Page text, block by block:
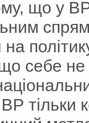
що у ВР
на
себе не
тільки